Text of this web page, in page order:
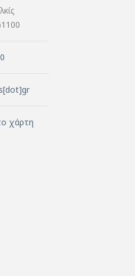
χάρτη